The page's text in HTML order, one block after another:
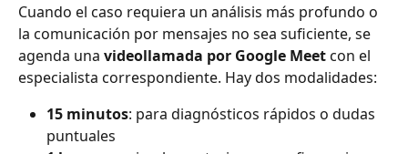
Cuando el caso requiera un análisis más profundo o
la comunicación por mensajes no sea suficiente, se
agenda una videollamada por Google Meet con el
especialista correspondiente. Hay dos modalidades:
15 minutos: para diagnósticos rápidos o dudas
puntuales